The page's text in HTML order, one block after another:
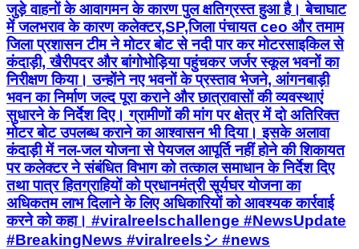
जुड़े वाहनों के आवागमन के कारण पुल क्षतिग्रस्त हुआ है। बेचाघाट
में जलभराव के कारण कलेक्टर,SP,जिला पंचायत ceo और तमाम
जिला प्रशासन टीम ने मोटर बोट से नदी पार कर मोटरसाइकिल से
कंदाड़ी, खैरीपदर और बांगोभोड़िया पहुंचकर जर्जर स्कूल भवनों का
निरीक्षण किया। उन्होंने नए भवनों के प्रस्ताव भेजने, आंगनबाड़ी
भवन का निर्माण जल्द पूरा कराने और छात्रावासों की व्यवस्थाएं
सुधारने के निर्देश दिए। ग्रामीणों की मांग पर क्षेत्र में दो अतिरिक्त
मोटर बोट उपलब्ध कराने का आश्वासन भी दिया। इसके अलावा
कंदाड़ी में नल-जल योजना से पेयजल आपूर्ति नहीं होने की शिकायत
पर कलेक्टर ने संबंधित विभाग को तत्काल समाधान के निर्देश दिए
तथा पात्र हितग्राहियों को प्रधानमंत्री सूर्यघर योजना का
अधिकतम लाभ दिलाने के लिए अधिकारियों को आवश्यक कार्रवाई
करने को कहा। #viralreelschallenge #NewsUpdate
#BreakingNews #viralreelsシ #news